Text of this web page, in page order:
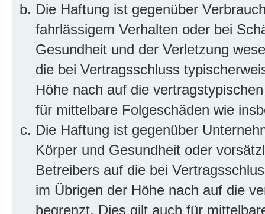
Die Haftung ist gegenüber
fahrlässigem Verhalten oder bei
Gesundheit und der Verletzung
die bei Vertragsschluss
Höhe nach auf die
für mittelbare Folgeschäden wie
Die Haftung ist gegenüber
Körper und Gesundheit oder
Betreibers auf die bei
im Übrigen der Höhe nach auf die
begrenzt. Dies gilt auch für